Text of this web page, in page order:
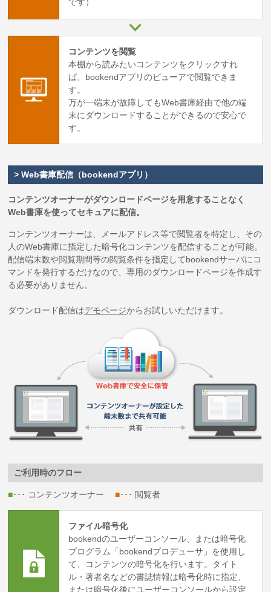
コンテンツを閲覧
本棚から読みたいコンテンツをクリックすれ
ば、bookendアプリのビューアで閲覧できま
す。
万が一端末が故障してもWeb書庫経由で他の端
末にダウンロードすることができるので安心で
す。
> Web書庫配信（bookendアプリ）
コンテンツオーナーがダウンロードページを用意することなく
Web書庫を使ってセキュアに配信。
コンテンツオーナーは、メールアドレス等で閲覧者を特定し、その
人のWeb書庫に指定した暗号化コンテンツを配信することが可能。
配信端末数や閲覧期間等の閲覧条件を指定してbookendサーバにコ
マンドを発行するだけなので、専用のダウンロードページを作成す
る必要がありません。
ダウンロード配信はデモページからお試しいただけます。
ご利用時のフロー
■･･･ コンテンツオーナー■･･･ 閲覧者
ファイル暗号化
bookendのユーザーコンソール、または暗号化
プログラム「bookendプロデューサ」を使用し
て、コンテンツの暗号化を行います。タイト
ル・著者名などの書誌情報は暗号化時に指定、
または暗号化後にユーザーコンソールから設定